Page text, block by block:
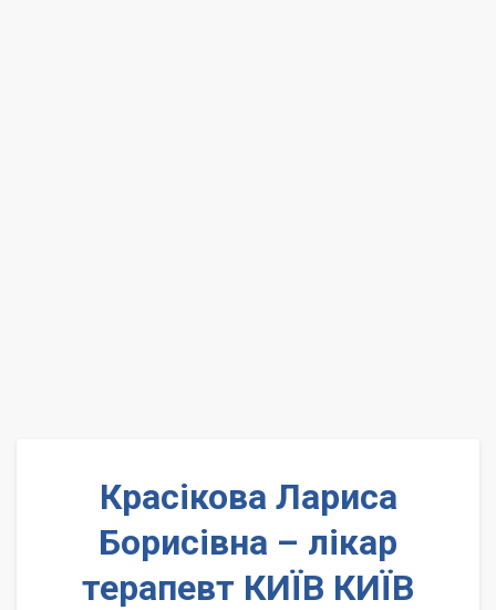
Красікова Лариса
Борисівна – лікар
терапевт КИЇВ КИЇВ